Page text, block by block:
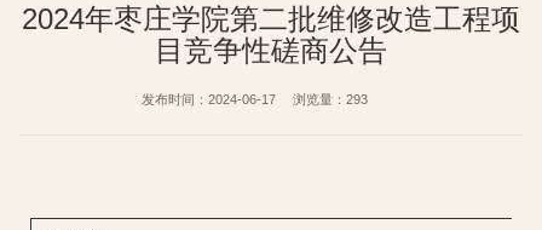
2024年枣庄学院第二批维修改造工程项
目竞争性磋商公告
发布时间：2024-06-17 浏览量： 293